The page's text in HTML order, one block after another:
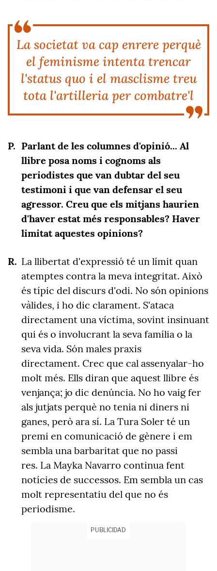
La societat va cap enrere perquè
el feminisme intenta trencar
l'status quo i el masclisme treu
tota l'artilleria per combatre'l
Parlant de les columnes d'opinió... Al
llibre posa noms i cognoms als
periodistes que van dubtar del seu
testimoni i que van defensar el seu
agressor. Creu que els mitjans haurien
d'haver estat més responsables? Haver
limitat aquestes opinions?
La llibertat d'expressió té un límit quan
atemptes contra la meva integritat. Això
és típic del discurs d'odi. No són opinions
vàlides, i ho dic clarament. S'ataca
directament una víctima, sovint insinuant
qui és o involucrant la seva família o la
seva vida. Són males praxis
directament. Crec que cal assenyalar-ho
molt més. Ells diran que aquest llibre és
venjança; jo dic denúncia. No ho vaig fer
als jutjats perquè no tenia ni diners ni
ganes, però ara sí. La Tura Soler té un
premi en comunicació de gènere i em
sembla una barbaritat que no passi
res. La Mayka Navarro continua fent
notícies de successos. Em sembla un cas
molt representatiu del que no és
periodisme.
PUBLICIDAD